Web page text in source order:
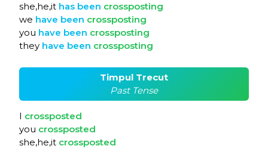
she,he,it has been crossposting
we have been crossposting
you have been crossposting
they have been crossposting
Timpul Trecut
Past Tense
I crossposted
you crossposted
she,he,it crossposted